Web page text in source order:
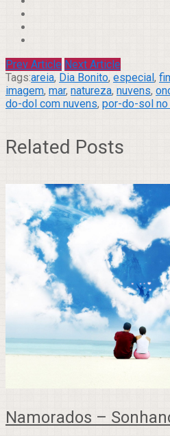
Prev Article Next Article
Tags:areia, Dia Bonito, especial,
imagem, mar, natureza, nuvens,
do-dol com nuvens, por-do-sol no
Related Posts
Namorados –